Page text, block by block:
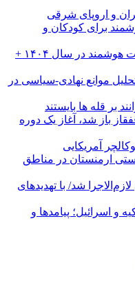
و اروپای شرقی
برای کودکان و
راهنمای نهایی خرید بهترین ساعت هوشمند در سال ۱۴۰۴ +
موانع نهادی-سیاسی در
بر قله ها بایستند
باز شد، آغاز یک دوره
آمریکایی
ارمنستان در مناطق
شد/ با تهدیدهای
و اسرائیل؛ پیامدها و